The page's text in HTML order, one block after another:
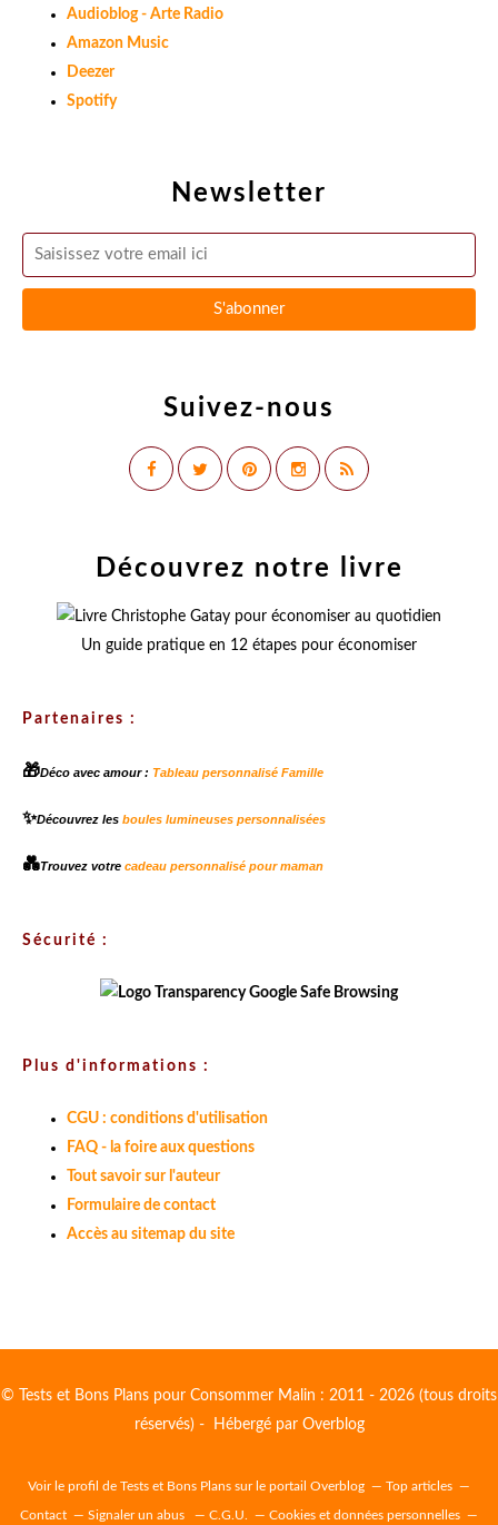
Newsletter
Suivez-nous
Audioblog - Arte Radio
Amazon Music
Deezer
Spotify
Découvrez notre livre
Un guide pratique en 12 étapes pour économiser
Partenaires :
🎁Déco avec amour : Tableau personnalisé Famille
✨Découvrez les boules lumineuses personnalisées
💑Trouvez votre cadeau personnalisé pour maman
Sécurité :
Plus d'informations :
CGU : conditions d'utilisation
FAQ - la foire aux questions
Tout savoir sur l'auteur
Formulaire de contact
Accès au sitemap du site
© Tests et Bons Plans pour Consommer Malin : 2011 - 2026 (tous droits
réservés) - Hébergé par Overblog
Voir le profil de Tests et Bons Plans sur le portail Overblog Top articles
Contact Signaler un abus C.G.U. Cookies et données personnelles